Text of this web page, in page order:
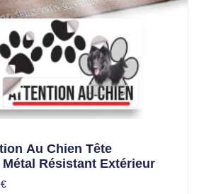
Au Chien Tête
Résistant Extérieur
€